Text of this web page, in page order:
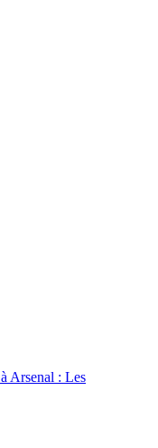
Arsenal : Les